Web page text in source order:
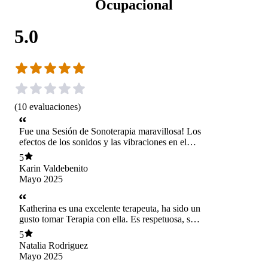
Ocupacional
5.0
(10 evaluaciones)
Fue una Sesión de Sonoterapia maravillosa! Los
efectos de los sonidos y las vibraciones en el
fluir de la energía y cómo el cuerpo responde
ante estos es asombroso. Hubo amplitudes y
frecuencias con las que me sentí alegre, dichosa.
Otras que me hicieron sentir que una nebulosa
de distintos colores me envolvía y elevaba.
Luego de eso caí en un sueño profundo. El
retorno fue calmado, respetuoso de la
reconexión con mi cuerpo y el presente.
Recomiendo esta sesión con Katherina como
una renovación de energía, una pausa para la
rutina y un regalo para el bienestar.
5
Karin Valdebenito
Mayo 2025
Katherina es una excelente terapeuta, ha sido un
gusto tomar Terapia con ella. Es respetuosa, se
interesa activamente por mi relato y mis
necesidades. La Sesión de Sonoterpia fue muy
enriquecedora. La recomiendo 100%.
5
Natalia Rodriguez
Mayo 2025